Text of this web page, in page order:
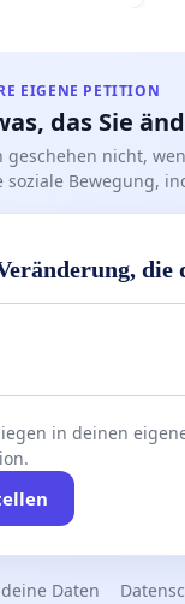
EIGENE PETITION
das Sie
geschehen nicht,
soziale Bewegung,
die
in deinen
Daten